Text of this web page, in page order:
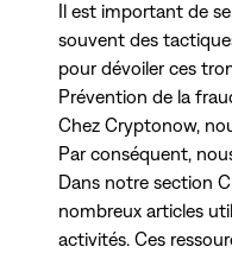
Il est important de
souvent des
pour dévoiler ces
Prévention de la
Chez Cryptonow,
Par conséquent,
Dans notre section
nombreux articles
activités. Ces